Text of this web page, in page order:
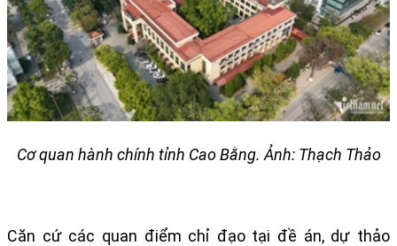
Cơ quan hành chính tỉnh Cao Bằng. Ảnh: Thạch Thảo
Căn cứ các quan điểm chỉ đạo tại đề án, dự thảo